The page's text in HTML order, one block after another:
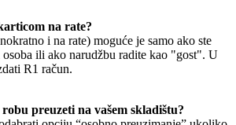
na rate?
i na rate) moguće je samo ako ste
ili ako narudžbu radite kao "gost". U
R1 račun.
preuzeti na vašem skladištu?